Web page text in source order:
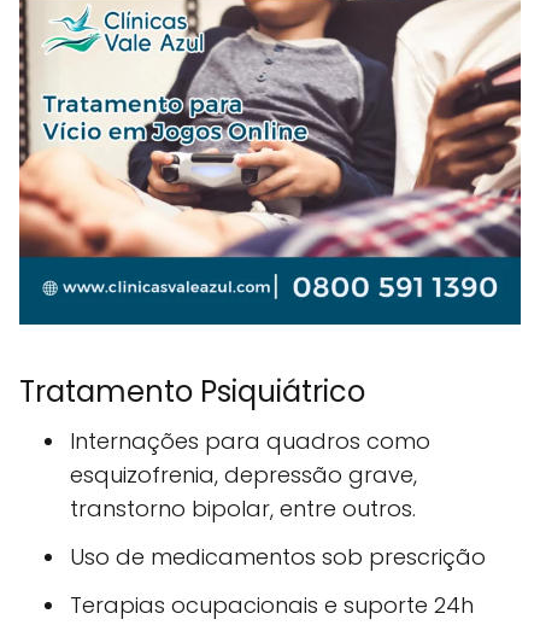
Tratamento Psiquiátrico
Internações para quadros como
esquizofrenia, depressão grave,
transtorno bipolar, entre outros.
Uso de medicamentos sob prescrição
Terapias ocupacionais e suporte 24h